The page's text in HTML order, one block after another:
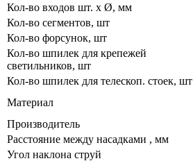
Кол-во входов шт. x Ø, мм
Кол-во сегментов, шт
Кол-во форсунок, шт
Кол-во шпилек для крепежей
светильников, шт
Кол-во шпилек для телескоп. стоек, шт
Материал
Производитель
Расстояние между насадками , мм
Угол наклона струй